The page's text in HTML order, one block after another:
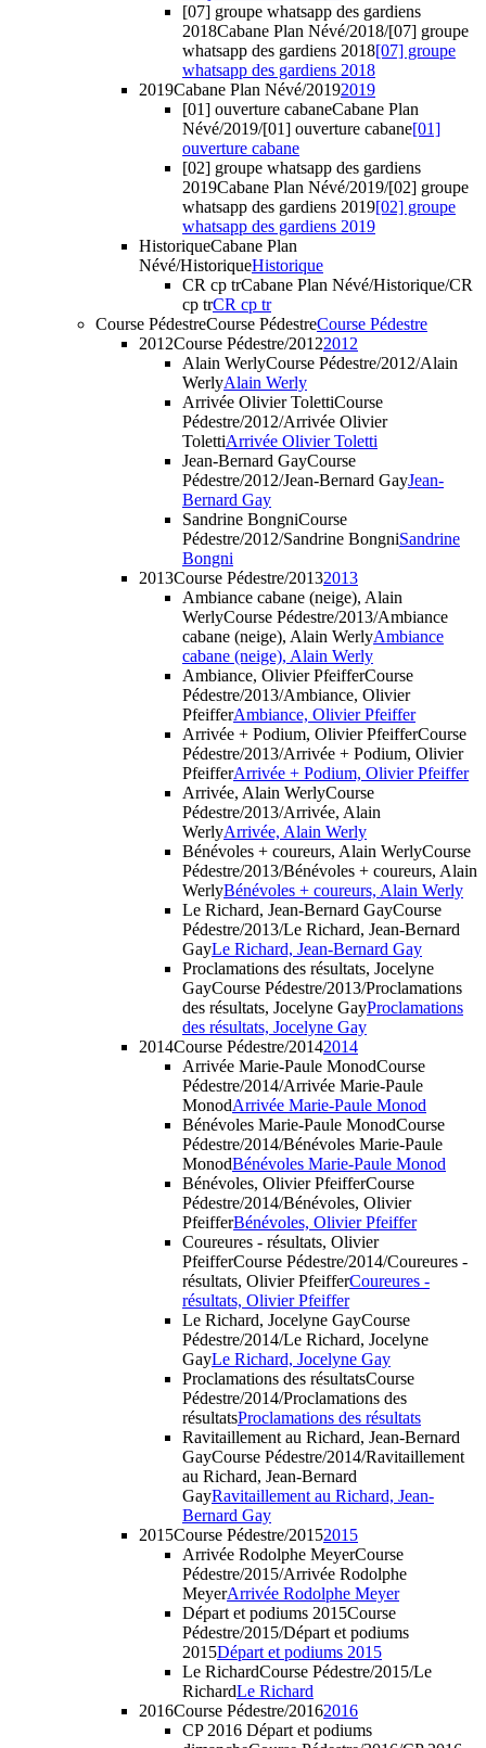
[07] groupe whatsapp des gardiens
2018Cabane Plan Névé/2018/[07] groupe
whatsapp des gardiens 2018[07] groupe
whatsapp des gardiens 2018
2019Cabane Plan Névé/20192019
[01] ouverture cabaneCabane Plan
Névé/2019/[01] ouverture cabane[01]
ouverture cabane
[02] groupe whatsapp des gardiens
2019Cabane Plan Névé/2019/[02] groupe
whatsapp des gardiens 2019[02] groupe
whatsapp des gardiens 2019
HistoriqueCabane Plan
Névé/HistoriqueHistorique
CR cp trCabane Plan Névé/Historique/CR
cp trCR cp tr
Course PédestreCourse PédestreCourse Pédestre
2012Course Pédestre/20122012
Alain WerlyCourse Pédestre/2012/Alain
WerlyAlain Werly
Arrivée Olivier TolettiCourse
Pédestre/2012/Arrivée Olivier
TolettiArrivée Olivier Toletti
Jean-Bernard GayCourse
Pédestre/2012/Jean-Bernard GayJean-
Bernard Gay
Sandrine BongniCourse
Pédestre/2012/Sandrine BongniSandrine
Bongni
2013Course Pédestre/20132013
Ambiance cabane (neige), Alain
WerlyCourse Pédestre/2013/Ambiance
cabane (neige), Alain WerlyAmbiance
cabane (neige), Alain Werly
Ambiance, Olivier PfeifferCourse
Pédestre/2013/Ambiance, Olivier
PfeifferAmbiance, Olivier Pfeiffer
Arrivée + Podium, Olivier PfeifferCourse
Pédestre/2013/Arrivée + Podium, Olivier
PfeifferArrivée + Podium, Olivier Pfeiffer
Arrivée, Alain WerlyCourse
Pédestre/2013/Arrivée, Alain
WerlyArrivée, Alain Werly
Bénévoles + coureurs, Alain WerlyCourse
Pédestre/2013/Bénévoles + coureurs, Alain
WerlyBénévoles + coureurs, Alain Werly
Le Richard, Jean-Bernard GayCourse
Pédestre/2013/Le Richard, Jean-Bernard
GayLe Richard, Jean-Bernard Gay
Proclamations des résultats, Jocelyne
GayCourse Pédestre/2013/Proclamations
des résultats, Jocelyne GayProclamations
des résultats, Jocelyne Gay
2014Course Pédestre/20142014
Arrivée Marie-Paule MonodCourse
Pédestre/2014/Arrivée Marie-Paule
MonodArrivée Marie-Paule Monod
Bénévoles Marie-Paule MonodCourse
Pédestre/2014/Bénévoles Marie-Paule
MonodBénévoles Marie-Paule Monod
Bénévoles, Olivier PfeifferCourse
Pédestre/2014/Bénévoles, Olivier
PfeifferBénévoles, Olivier Pfeiffer
Coureures - résultats, Olivier
PfeifferCourse Pédestre/2014/Coureures -
résultats, Olivier PfeifferCoureures -
résultats, Olivier Pfeiffer
Le Richard, Jocelyne GayCourse
Pédestre/2014/Le Richard, Jocelyne
GayLe Richard, Jocelyne Gay
Proclamations des résultatsCourse
Pédestre/2014/Proclamations des
résultatsProclamations des résultats
Ravitaillement au Richard, Jean-Bernard
GayCourse Pédestre/2014/Ravitaillement
au Richard, Jean-Bernard
GayRavitaillement au Richard, Jean-
Bernard Gay
2015Course Pédestre/20152015
Arrivée Rodolphe MeyerCourse
Pédestre/2015/Arrivée Rodolphe
MeyerArrivée Rodolphe Meyer
Départ et podiums 2015Course
Pédestre/2015/Départ et podiums
2015Départ et podiums 2015
Le RichardCourse Pédestre/2015/Le
RichardLe Richard
2016Course Pédestre/20162016
CP 2016 Départ et podiums